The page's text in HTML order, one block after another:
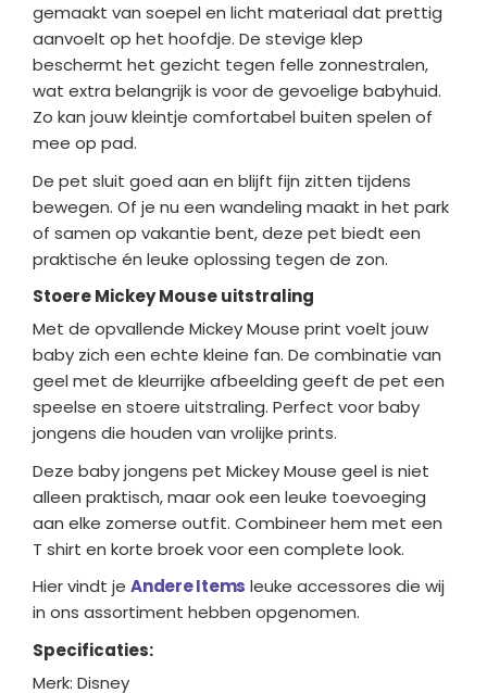
gemaakt van soepel en licht materiaal dat prettig
aanvoelt op het hoofdje. De stevige klep
beschermt het gezicht tegen felle zonnestralen,
wat extra belangrijk is voor de gevoelige babyhuid.
Zo kan jouw kleintje comfortabel buiten spelen of
mee op pad.
De pet sluit goed aan en blijft fijn zitten tijdens
bewegen. Of je nu een wandeling maakt in het park
of samen op vakantie bent, deze pet biedt een
praktische én leuke oplossing tegen de zon.
Stoere Mickey Mouse uitstraling
Met de opvallende Mickey Mouse print voelt jouw
baby zich een echte kleine fan. De combinatie van
geel met de kleurrijke afbeelding geeft de pet een
speelse en stoere uitstraling. Perfect voor baby
jongens die houden van vrolijke prints.
Deze baby jongens pet Mickey Mouse geel is niet
alleen praktisch, maar ook een leuke toevoeging
aan elke zomerse outfit. Combineer hem met een
T shirt en korte broek voor een complete look.
Hier vindt je Andere Items leuke accessores die wij
in ons assortiment hebben opgenomen.
Specificaties:
Merk: Disney